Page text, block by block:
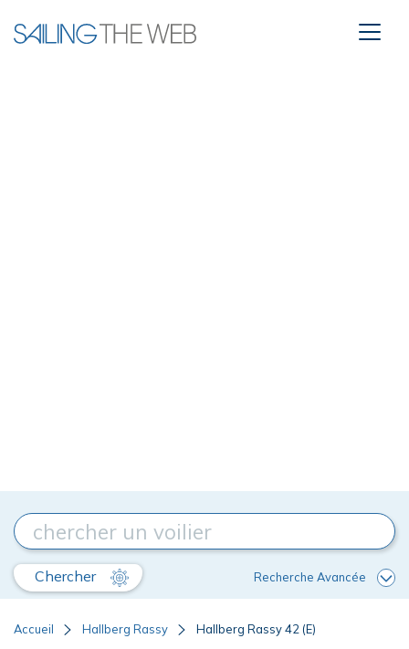
Chercher Recherche Avancée
Accueil Hallberg Rassy Hallberg Rassy 42 (E)